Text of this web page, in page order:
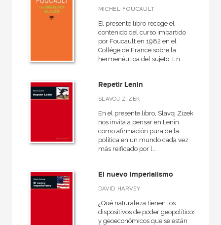
MICHEL FOUCAULT
El presente libro recoge el
contenido del curso impartido
por Foucault en 1982 en el
Collége de France sobre la
hermenéutica del sujeto. En ...
Repetir Lenin
SLAVOJ ZIZEK
En el presente libro, Slavoj Zizek
nos invita a pensar en Lenin
como afirmación pura de la
política en un mundo cada vez
más reificado por l...
El nuevo imperialismo
DAVID HARVEY
¿Qué naturaleza tienen los
dispositivos de poder geopolíticos
y geoeconómicos que se están